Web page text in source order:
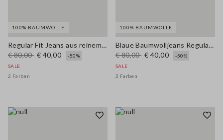
100% BAUMWOLLE
Regular Fit Jeans aus reinem blauen Baumwollstoff
€ 80,00 € 40,00
-50%
SALE
2 Farben
100% BAUMWOLLE
Blaue Baumwolljeans Regular Fit
€ 80,00 € 40,00
-50%
SALE
2 Farben